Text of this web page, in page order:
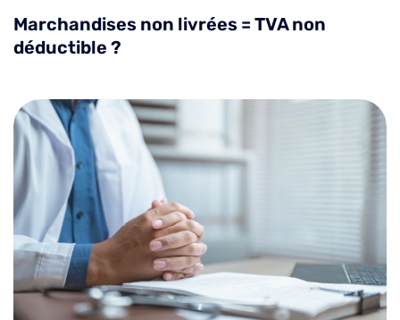
Marchandises non livrées = TVA non
déductible ?